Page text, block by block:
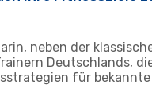
neben der
Deutschlands,
für bekannte